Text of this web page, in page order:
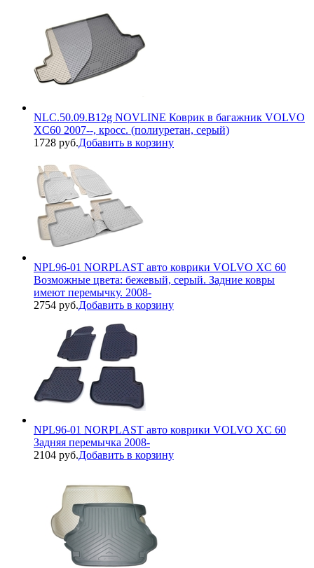
NLC.50.09.B12g NOVLINE Коврик в багажник VOLVO
XC60 2007--, кросс. (полиуретан, серый)
1728 руб.Добавить в корзину
NPL96-01 NORPLAST авто коврики VOLVO XC 60
Возможные цвета: бежевый, серый. Задние ковры
имеют перемычку. 2008-
2754 руб.Добавить в корзину
NPL96-01 NORPLAST авто коврики VOLVO XC 60
Задняя перемычка 2008-
2104 руб.Добавить в корзину